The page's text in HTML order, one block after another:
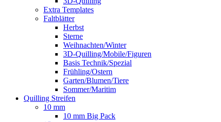
Extra Templates
Faltblätter
Herbst
Sterne
Weihnachten/Winter
3D-Quilling/Mobile/Figuren
Basis Technik/Spezial
Frühling/Ostern
Garten/Blumen/Tiere
Sommer/Maritim
Quilling Streifen
10 mm
10 mm Big Pack